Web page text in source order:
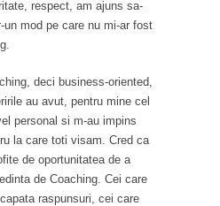
respect, am ajuns sa-
mod pe care nu mi-ar fost
deci business-oriented,
au avut, pentru mine cel
personal si m-au impins
la care toti visam. Cred ca
de oportunitatea de a
de Coaching. Cei care
raspunsuri, cei care